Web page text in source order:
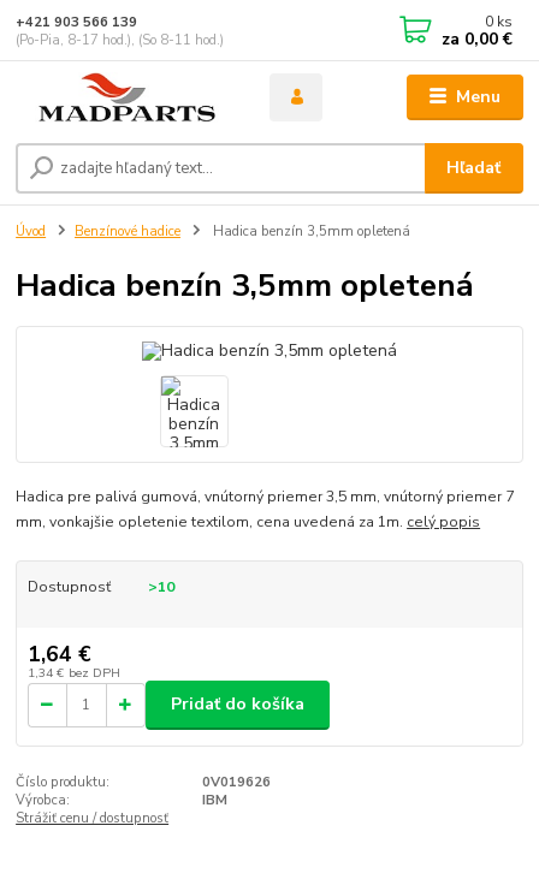
Menu
Hľadať
+421 903 566 139
(Po-Pia, 8-17 hod.), (So 8-11 hod.)
0 ks
za 0,00 €
Úvod Benzínové hadice Hadica benzín 3,5mm opletená
Hadica benzín 3,5mm opletená
Hadica pre palivá gumová, vnútorný priemer 3,5 mm, vnútorný priemer 7
mm, vonkajšie opletenie textilom, cena uvedená za 1m. celý popis
Dostupnosť >10
1,64 €
1,34 € bez DPH
Pridať do košíka
Číslo produktu:
0V019626
Výrobca:
IBM
Strážiť cenu / dostupnosť